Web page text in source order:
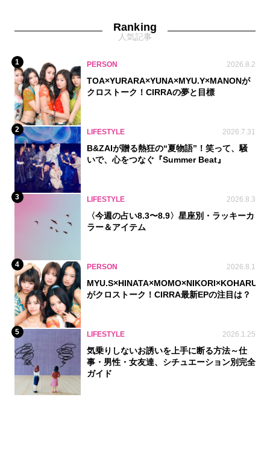
Ranking
人気記事
1 PERSON 2026.8.2
TOA×YURARA×YUNA×MYU.Y×MANONが
クロストーク！CIRRAの夢と目標
2 LIFESTYLE 2026.7.31
B&ZAIが贈る熱狂の“夏物語”！笑って、騒
いで、心をつなぐ『Summer Beat』
3 LIFESTYLE 2026.8.3
〈今週の占い8.3〜8.9〉星座別・ラッキーカ
ラー＆アイテム
4 PERSON 2026.8.1
MYU.S×HINATA×MOMO×NIKORI×KOHARU
がクロストーク！CIRRA最新EPの注目は？
5 LIFESTYLE 2026.1.25
気乗りしないお誘いを上手に断る方法～仕
事・男性・女友達、シチュエーション別完全
ガイド